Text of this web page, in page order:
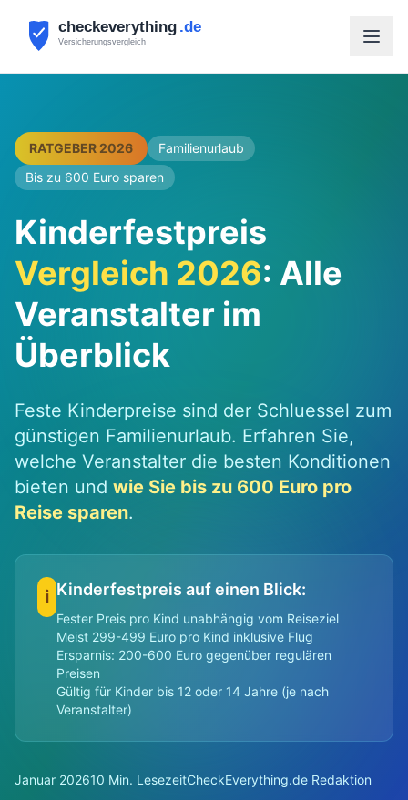
RATGEBER 2026
Familienurlaub
Bis zu 600 Euro sparen
Kinderfestpreis
Vergleich 2026: Alle
Veranstalter im
Überblick
Feste Kinderpreise sind der Schluessel zum
günstigen Familienurlaub. Erfahren Sie,
welche Veranstalter die besten Konditionen
bieten und wie Sie bis zu 600 Euro pro
Reise sparen.
i Kinderfestpreis auf einen Blick:
Fester Preis pro Kind unabhängig vom Reiseziel
Meist 299-499 Euro pro Kind inklusive Flug
Ersparnis: 200-600 Euro gegenüber regulären
Preisen
Gültig für Kinder bis 12 oder 14 Jahre (je nach
Veranstalter)
Januar 202610 Min. LesezeitCheckEverything.de Redaktion